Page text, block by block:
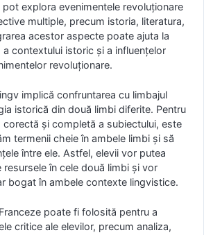
pot explora evenimentele revoluționare
multiple, precum istoria, literatura,
acestor aspecte poate ajuta la
contextului istoric și a influențelor
revoluționare.
implică confruntarea cu limbajul
istorică din două limbi diferite. Pentru
corectă și completă a subiectului, este
termenii cheie în ambele limbi și să
între ele. Astfel, elevii vor putea
resursele în cele două limbi și vor
bogat în ambele contexte lingvistice.
poate fi folosită pentru a
critice ale elevilor, precum analiza,